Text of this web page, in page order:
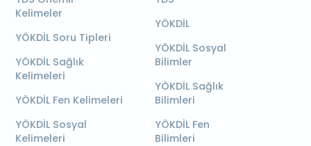
Kelimeler
YÖKDİL Soru Tipleri
YÖKDİL Sağlık
Kelimeleri
YÖKDİL Fen Kelimeleri
YÖKDİL Sosyal
Kelimeleri
YÖKDİL
YÖKDİL Sosyal
Bilimler
YÖKDİL Sağlık
Bilimleri
YÖKDİL Fen
Bilimleri